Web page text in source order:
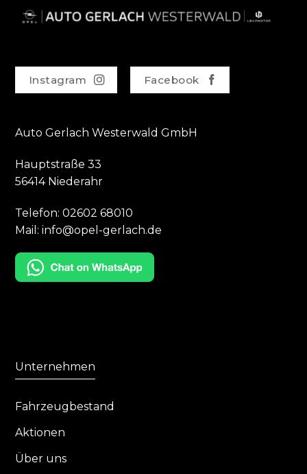
Instagram Facebook
Auto Gerlach Westerwald GmbH
Hauptstraße 33
56414 Niederahr
Telefon:02602 68010
Mail: info@opel-gerlach.de
Unternehmen
Fahrzeugbestand
Aktionen
Über uns